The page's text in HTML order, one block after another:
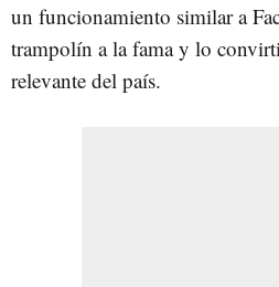
un funcionamiento similar a
trampolín a la fama y lo
relevante del país.